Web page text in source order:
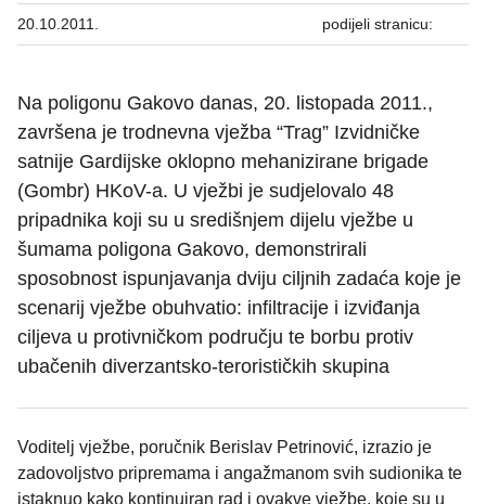
20.10.2011. podijeli stranicu:
Na poligonu Gakovo danas, 20. listopada 2011.,
završena je trodnevna vježba “Trag” Izvidničke
satnije Gardijske oklopno mehanizirane brigade
(Gombr) HKoV-a. U vježbi je sudjelovalo 48
pripadnika koji su u središnjem dijelu vježbe u
šumama poligona Gakovo, demonstrirali
sposobnost ispunjavanja dviju ciljnih zadaća koje je
scenarij vježbe obuhvatio: infiltracije i izviđanja
ciljeva u protivničkom području te borbu protiv
ubačenih diverzantsko-terorističkih skupina
Voditelj vježbe, poručnik Berislav Petrinović, izrazio je
zadovoljstvo pripremama i angažmanom svih sudionika te
istaknuo kako kontinuiran rad i ovakve vježbe, koje su u